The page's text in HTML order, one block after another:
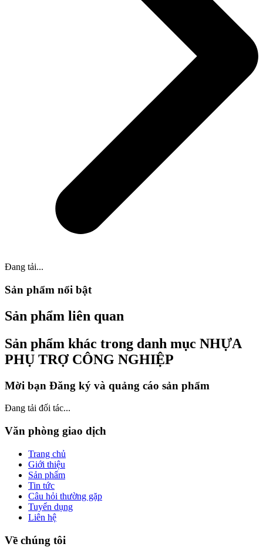
Đang tải...
Sản phẩm nổi bật
Sản phẩm liên quan
Sản phẩm khác trong danh mục NHỰA
PHỤ TRỢ CÔNG NGHIỆP
Mời bạn Đăng ký và quảng cáo sản phẩm
Đang tải đối tác...
Văn phòng giao dịch
Trang chủ
Giới thiệu
Sản phẩm
Tin tức
Câu hỏi thường gặp
Tuyển dụng
Liên hệ
Về chúng tôi